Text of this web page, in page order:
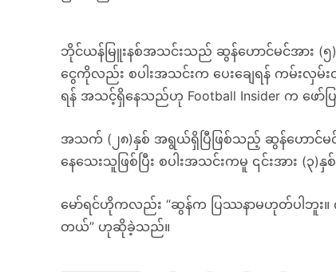
ဘိုင်ယန်မြူးနစ်အသင်းသည် ဆွန်ဟောင်မင်အား (၅)
ငွေကိုလည်း စပါးအသင်းက ပေးချေရန် ကမ်းလှ
ရန် အသင့်ရှိနေသည်ဟု Football Insider က ဖော်
အသက် (၂၈)နှစ် အရွယ်ရှိပြီဖြစ်သည့် ဆွန်ဟောင်မ
နေသေးသူဖြစ်ပြီး စပါးအသင်းကမူ ၎င်းအား (
မော်ရင်ဟိုကလည်း “ဆွန်က ပြဿနာမဟုတ်ပါဘူး။
တယ်” ဟုဆိုခဲ့သည်။